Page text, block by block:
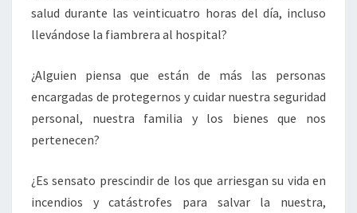
salud durante las veinticuatro horas del día, incluso
llevándose la fiambrera al hospital?
¿Alguien piensa que están de más las personas
encargadas de protegernos y cuidar nuestra seguridad
personal, nuestra familia y los bienes que nos
pertenecen?
¿Es sensato prescindir de los que arriesgan su vida en
incendios y catástrofes para salvar la nuestra,